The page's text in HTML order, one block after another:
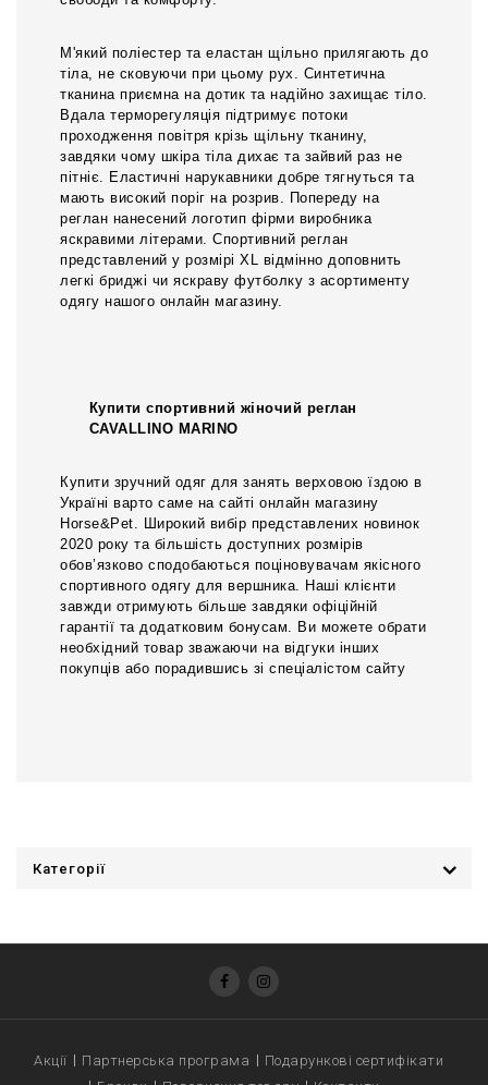
М'який поліестер та еластан щільно прилягають до
тіла, не сковуючи при цьому рух. Синтетична
тканина приємна на дотик та надійно захищає тіло.
Вдала терморегуляція підтримує потоки
проходження повітря крізь щільну тканину,
завдяки чому шкіра тіла дихає та зайвий раз не
пітніє. Еластичні нарукавники добре тягнуться та
мають високий поріг на розрив. Попереду на
реглан нанесений логотип фірми виробника
яскравими літерами. Спортивний реглан
представлений у розмірі XL відмінно доповнить
легкі бриджі чи яскраву футболку з асортименту
одягу нашого онлайн магазину.
Купити спортивний жіночий реглан
CAVALLINO MARINO
Купити зручний одяг для занять верховою їздою в
Україні варто саме на сайті онлайн магазину
Horse&Pet. Широкий вибір представлених новинок
2020 року та більшість доступних розмірів
обов’язково сподобаються поціновувачам якісного
спортивного одягу для вершника. Наші клієнти
завжди отримують більше завдяки офіційній
гарантії та додатковим бонусам. Ви можете обрати
необхідний товар зважаючи на відгуки інших
покупців або порадившись зі спеціалістом сайту
Категорії
Акції Партнерська програма
Подарункові сертифікати